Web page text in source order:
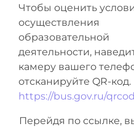
Чтобы оценить
осуществления
образовательной
деятельности,
камеру вашего
отсканируйте QR-код.
https://bus.gov.ru/
Перейдя по ссылке,